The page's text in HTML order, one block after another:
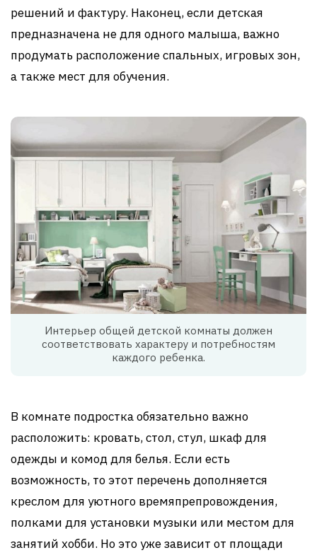
решений и фактуру. Наконец, если детская
предназначена не для одного малыша, важно
продумать расположение спальных, игровых зон,
а также мест для обучения.
Интерьер общей детской комнаты должен
соответствовать характеру и потребностям
каждого ребенка.
В комнате подростка обязательно важно
расположить: кровать, стол, стул, шкаф для
одежды и комод для белья. Если есть
возможность, то этот перечень дополняется
креслом для уютного времяпрепровождения,
полками для установки музыки или местом для
занятий хобби. Но это уже зависит от площади